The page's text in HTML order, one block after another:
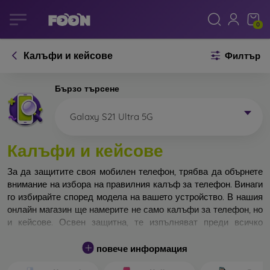
0
Калъфи и кейсове Филтър
Бързо търсене
Galaxy S21 Ultra 5G
Калъфи и кейсове
За да защитите своя мобилен телефон, трябва да обърнете
внимание на избора на правилния калъф за телефон. Винаги
го избирайте според модела на вашето устройство. В нашия
онлайн магазин ще намерите не само калъфи за телефон, но
и кейсове. Освен защитна, те изпълняват преди всичко
Кейса за телефон може да бъде наречен и заден капак. Той е
повече информация